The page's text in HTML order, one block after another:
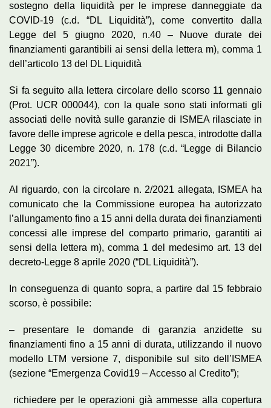
sostegno della liquidità per le imprese danneggiate da
COVID-19 (c.d. “DL Liquidità”), come convertito dalla
Legge del 5 giugno 2020, n.40 – Nuove durate dei
finanziamenti garantibili ai sensi della lettera m), comma 1
dell’articolo 13 del DL Liquidità
Si fa seguito alla lettera circolare dello scorso 11 gennaio
(Prot. UCR 000044), con la quale sono stati informati gli
associati delle novità sulle garanzie di ISMEA rilasciate in
favore delle imprese agricole e della pesca, introdotte dalla
Legge 30 dicembre 2020, n. 178 (c.d. “Legge di Bilancio
2021”).
Al riguardo, con la circolare n. 2/2021 allegata, ISMEA ha
comunicato che la Commissione europea ha autorizzato
l’allungamento fino a 15 anni della durata dei finanziamenti
concessi alle imprese del comparto primario, garantiti ai
sensi della lettera m), comma 1 del medesimo art. 13 del
decreto-Legge 8 aprile 2020 (“DL Liquidità”).
In conseguenza di quanto sopra, a partire dal 15 febbraio
scorso, è possibile:
– presentare le domande di garanzia anzidette su
finanziamenti fino a 15 anni di durata, utilizzando il nuovo
modello LTM versione 7, disponibile sul sito dell’ISMEA
(sezione “Emergenza Covid19 – Accesso al Credito”);
richiedere per le operazioni già ammesse alla copertura